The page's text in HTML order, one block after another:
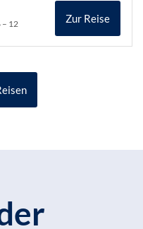
– 12
Zur Reise